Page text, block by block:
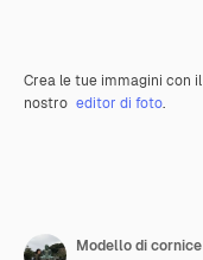
Crea le tue immagini con il
nostro editor di foto.